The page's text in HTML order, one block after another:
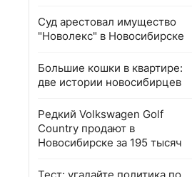
Суд арестовал имущество
"Новолекс" в Новосибирске
Большие кошки в квартире:
две истории новосибирцев
Редкий Volkswagen Golf
Country продают в
Новосибирске за 195 тысяч